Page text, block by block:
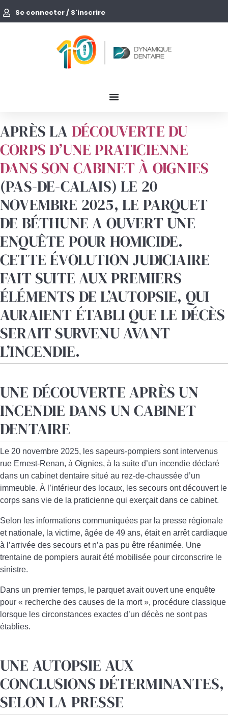
Se connecter / S'inscrire
APRÈS LA DÉCOUVERTE DU
CORPS D’UNE PRATICIENNE
DANS SON CABINET À OIGNIES
(PAS-DE-CALAIS) LE 20
NOVEMBRE 2025, LE PARQUET
DE BÉTHUNE A OUVERT UNE
ENQUÊTE POUR HOMICIDE.
CETTE ÉVOLUTION JUDICIAIRE
FAIT SUITE AUX PREMIERS
ÉLÉMENTS DE L’AUTOPSIE, QUI
AURAIENT ÉTABLI QUE LE DÉCÈS
SERAIT SURVENU AVANT
L’INCENDIE.
UNE DÉCOUVERTE APRÈS UN
INCENDIE DANS UN CABINET
DENTAIRE
Le 20 novembre 2025, les sapeurs-pompiers sont intervenus
rue Ernest-Renan, à Oignies, à la suite d’un incendie déclaré
dans un cabinet dentaire situé au rez-de-chaussée d’un
immeuble. À l’intérieur des locaux, les secours ont découvert le
corps sans vie de la praticienne qui exerçait dans ce cabinet.
Selon les informations communiquées par la presse régionale
et nationale, la victime, âgée de 49 ans, était en arrêt cardiaque
à l’arrivée des secours et n’a pas pu être réanimée. Une
trentaine de pompiers aurait été mobilisée pour circonscrire le
sinistre.
Dans un premier temps, le parquet avait ouvert une enquête
pour « recherche des causes de la mort », procédure classique
lorsque les circonstances exactes d’un décès ne sont pas
établies.
UNE AUTOPSIE AUX
CONCLUSIONS DÉTERMINANTES,
SELON LA PRESSE